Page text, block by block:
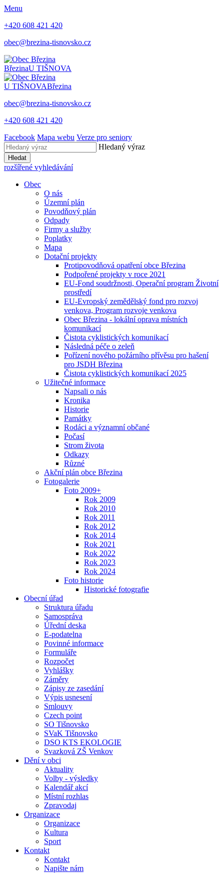
Menu
+420 608 421 420
obec@brezina-tisnovsko.cz
BřezinaU TIŠNOVA
U TIŠNOVABřezina
obec@brezina-tisnovsko.cz
+420 608 421 420
Facebook Mapa webu Verze pro seniory
Hledaný výraz
Hledat
rozšířené vyhledávání
Obec
O nás
Územní plán
Povodňový plán
Odpady
Firmy a služby
Poplatky
Mapa
Dotační projekty
Protipovodňová opatření obce Březina
Podpořené projekty v roce 2021
EU-Fond soudržnosti, Operační program Životní
prostředí
EU-Evropský zemědělský fond pro rozvoj
venkova, Program rozvoje venkova
Obec Březina - lokální oprava místních
komunikací
Čistota cyklistických komunikací
Následná péče o zeleň
Pořízení nového požárního přívěsu pro hašení
pro JSDH Březina
Čistota cyklistických komunikací 2025
Užitečné informace
Napsali o nás
Kronika
Historie
Památky
Rodáci a významní občané
Počasí
Strom života
Odkazy
Různé
Akční plán obce Březina
Fotogalerie
Foto 2009+
Rok 2009
Rok 2010
Rok 2011
Rok 2012
Rok 2014
Rok 2021
Rok 2022
Rok 2023
Rok 2024
Foto historie
Historické fotografie
Obecní úřad
Struktura úřadu
Samospráva
Úřední deska
E-podatelna
Povinné informace
Formuláře
Rozpočet
Vyhlášky
Záměry
Zápisy ze zasedání
Výpis usnesení
Smlouvy
Czech point
SO Tišnovsko
SVaK Tišnovsko
DSO KTS EKOLOGIE
Svazková ZŠ Venkov
Dění v obci
Aktuality
Volby - výsledky
Kalendář akcí
Místní rozhlas
Zpravodaj
Organizace
Organizace
Kultura
Sport
Kontakt
Kontakt
Napište nám